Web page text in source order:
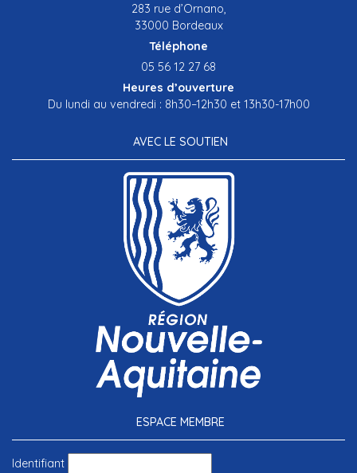
283 rue d’Ornano,
33000 Bordeaux
Téléphone
05 56 12 27 68
Heures d’ouverture
Du lundi au vendredi : 8h30–12h30 et 13h30-17h00
AVEC LE SOUTIEN
ESPACE MEMBRE
Identifiant